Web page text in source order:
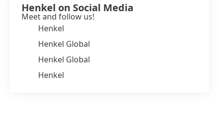
Henkel on Social Media
Meet and follow us!
Henkel
Henkel Global
Henkel Global
Henkel